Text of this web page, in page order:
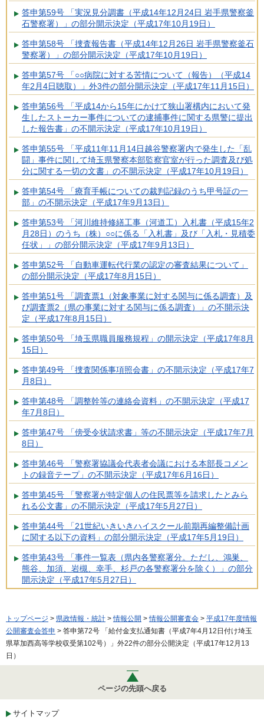
答申第59号 「実況見分調書（平成14年12月24日 岩手県警察釜
石警察署）」の部分開示決定（平成17年10月19日）
答申第58号 「捜査報告書（平成14年12月26日 岩手県警察釜石
警察署）」の部分開示決定（平成17年10月19日）
答申第57号 「○○病院に対する苦情について（報告）（平成14
年2月4日聴取）」外3件の部分開示決定（平成17年11月15日）
答申第56号 「平成14から15年にかけて狭山署構内において発
生したストーカー事件についての逮捕事件に関する県警に提出
した報告書」の不開示決定（平成17年10月19日）
答申第55号 「平成11年11月14日越谷警察署内で発生した「乱
闘」事件に関して埼玉県警察本部監察官室が行った調査及び処
分に関する一切の文書」の不開示決定（平成17年10月19日）
答申第54号 「療育手帳についての裁判記録のうち甲号証の一
部」の不開示決定（平成17年9月13日）
答申第53号 「河川維持修繕工事（河道工）入札書（平成15年2
月28日）のうち（株）○○に係る「入札書」及び「入札・見積委
任状」」の部分開示決定（平成17年9月13日）
答申第52号 「自動車運転代行業の認定の審査結果について」
の部分開示決定（平成17年8月15日）
答申第51号 「調査票1（対象事業に対する関与に係る調査）及
び調査票2（県の事業に対する関与に係る調査）」の不開示決
定（平成17年8月15日）
答申第50号 「埼玉県職員服務規程」の開示決定（平成17年8月
15日）
答申第49号 「捜査関係事項照会書」の不開示決定（平成17年7
月8日）
答申第48号 「調整幹等の連絡会資料」の不開示決定（平成17
年7月8日）
答申第47号 「傍受令状請求書」等の不開示決定（平成17年7月
8日）
答申第46号 「警察署協議会代表者会議における本部長コメン
トの録音テープ」の不開示決定（平成17年6月16日）
答申第45号 「警察署が特定個人の住民票等を請求したとみら
れる公文書」の不開示決定（平成17年5月27日）
答申第44号 「21世紀いきいきハイスクール前期再編整備計画
に関する以下の資料」の部分開示決定（平成17年5月19日）
答申第43号 「事件一覧表（県内各警察署分。ただし、鴻巣、
熊谷、加須、岩槻、幸手、杉戸の各警察署分を除く）」の部分
開示決定（平成17年5月27日）
トップページ > 県政情報・統計 >情報公開 >情報公開審査会 > 平成17年度情報
公開審査会答申 > 答申第72号 「給付金支払通知書（平成7年4月12日付け埼玉
県草加西高等学校収受第102号）」外22件の部分公開決定（平成17年12月13
日）
ページの先頭へ戻る
サイトマップ